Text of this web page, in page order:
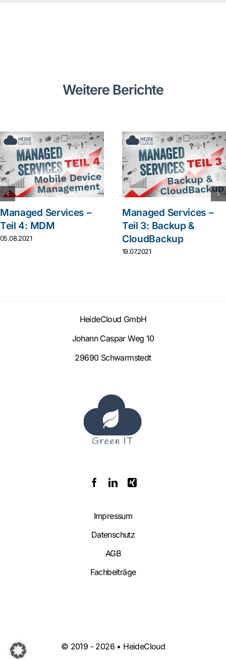
Weitere Berichte
Managed Services –
Teil 4: MDM
05.08.2021
Managed Services –
Teil 3: Backup &
CloudBackup
19.07.2021
HeideCloud GmbH
Johann Caspar Weg 10
29690 Schwarmstedt
Impressum
Datenschutz
AGB
Fachbeiträge
© 2019 - 2026 • HeideCloud